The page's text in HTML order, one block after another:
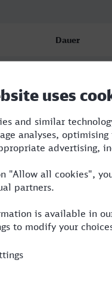
Dauer
3:47
4:18